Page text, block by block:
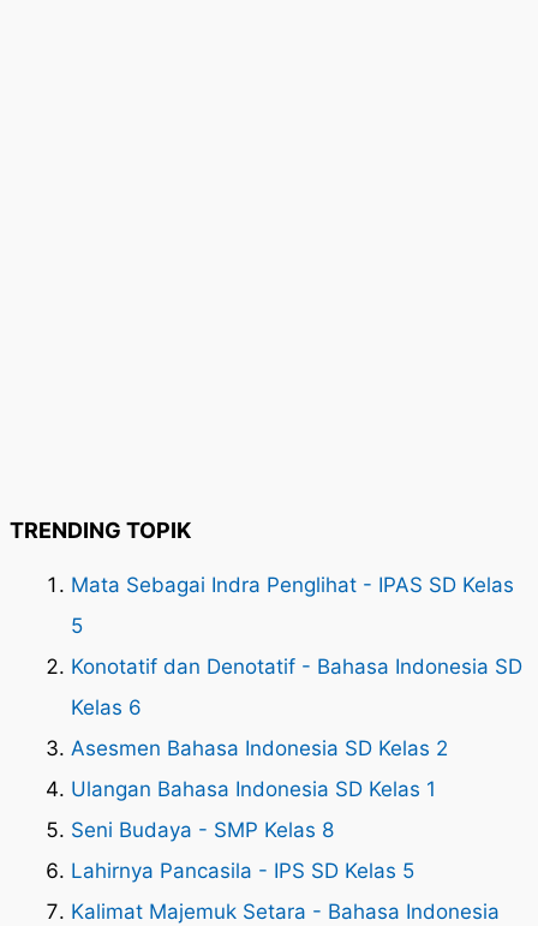
TRENDING TOPIK
Mata Sebagai Indra Penglihat - IPAS SD Kelas
5
Konotatif dan Denotatif - Bahasa Indonesia SD
Kelas 6
Asesmen Bahasa Indonesia SD Kelas 2
Ulangan Bahasa Indonesia SD Kelas 1
Seni Budaya - SMP Kelas 8
Lahirnya Pancasila - IPS SD Kelas 5
Kalimat Majemuk Setara - Bahasa Indonesia